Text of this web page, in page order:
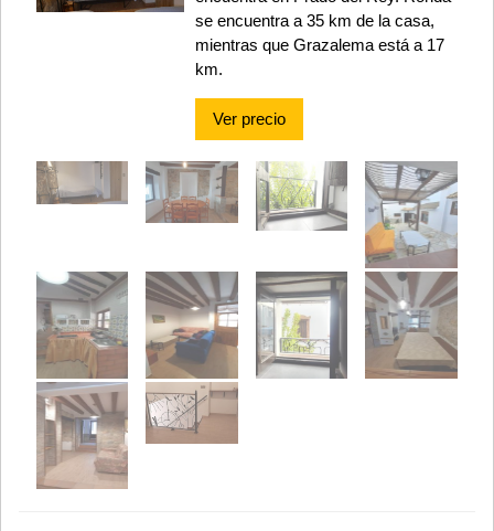
se encuentra a 35 km de la casa,
mientras que Grazalema está a 17
km.
Ver precio